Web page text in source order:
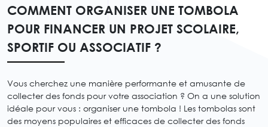
COMMENT ORGANISER UNE TOMBOLA
POUR FINANCER UN PROJET SCOLAIRE,
SPORTIF OU ASSOCIATIF ?
Vous cherchez une manière performante et amusante de
collecter des fonds pour votre association ? On a une solution
idéale pour vous : organiser une tombola ! Les tombolas sont
des moyens populaires et efficaces de collecter des fonds